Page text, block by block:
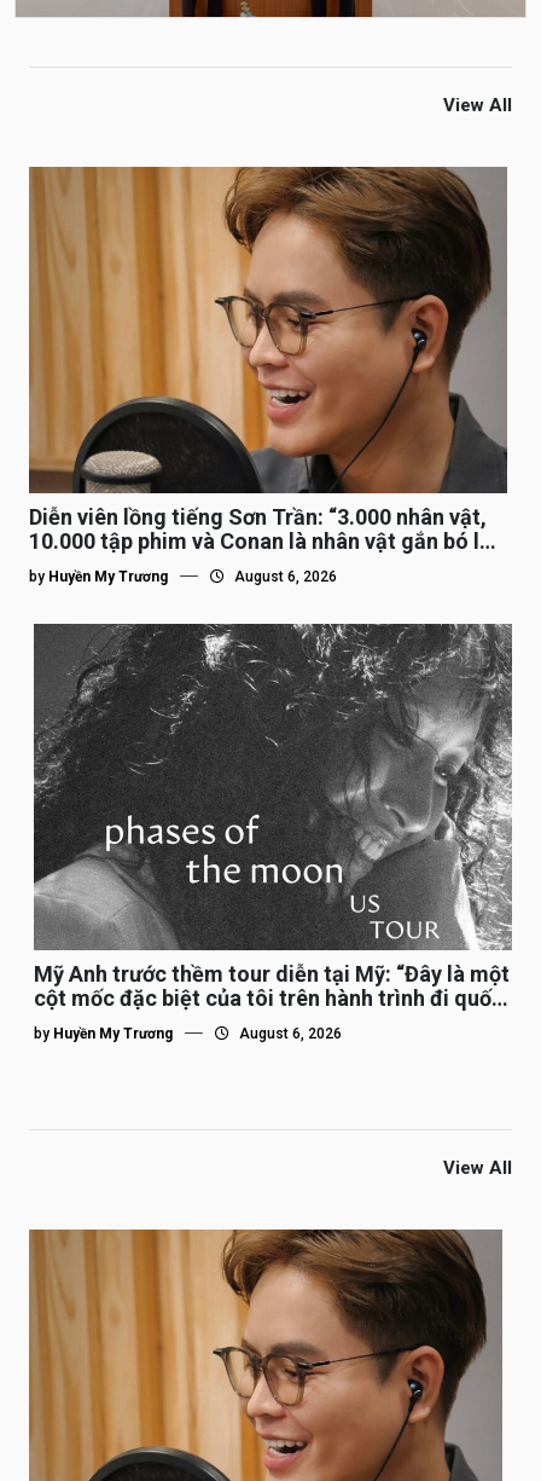
View All
Diễn viên lồng tiếng Sơn Trần: “3.000 nhân vật,
10.000 tập phim và Conan là nhân vật gắn bó lâu
nhất”
by Huyền My Trương August 6, 2026
Mỹ Anh trước thềm tour diễn tại Mỹ: “Đây là một
cột mốc đặc biệt của tôi trên hành trình đi quốc
tế”
by Huyền My Trương August 6, 2026
View All